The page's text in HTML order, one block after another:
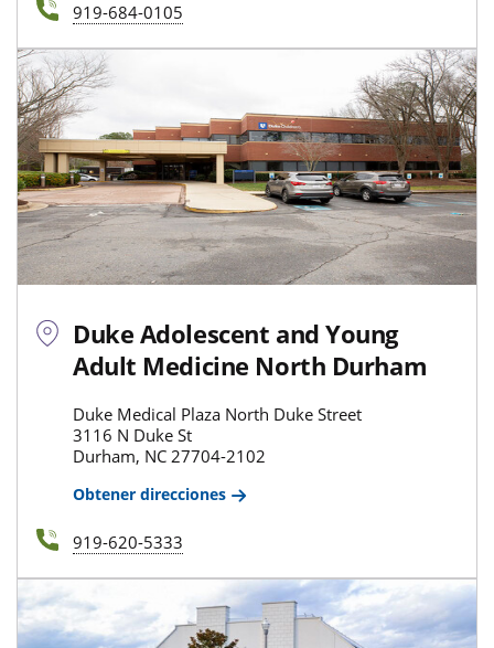
919-684-0105
Duke Adolescent and Young
Adult Medicine North Durham
Duke Medical Plaza North Duke Street
3116 N Duke St
Durham, NC 27704-2102
Obtener direcciones
919-620-5333